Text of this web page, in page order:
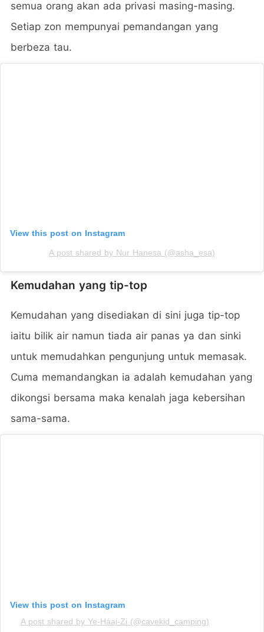
semua orang akan ada privasi masing-masing.
Setiap zon mempunyai pemandangan yang
berbeza tau.
View this post on Instagram
A post shared by Nur Hanesa (@asha_esa)
Kemudahan yang tip-top
Kemudahan yang disediakan di sini juga tip-top
iaitu bilik air namun tiada air panas ya dan sinki
untuk memudahkan pengunjung untuk memasak.
Cuma memandangkan ia adalah kemudahan yang
dikongsi bersama maka kenalah jaga kebersihan
sama-sama.
View this post on Instagram
A post shared by Ye-Háai-Zi (@cavekid_camping)